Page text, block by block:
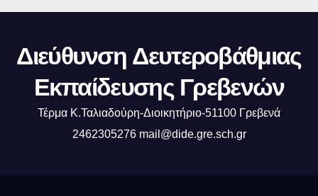
Διεύθυνση Δευτεροβάθμιας
Εκπαίδευσης Γρεβενών
Τέρμα Κ.Ταλιαδούρη-Διοικητήριο-51100 Γρεβενά
2462305276 mail@dide.gre.sch.gr